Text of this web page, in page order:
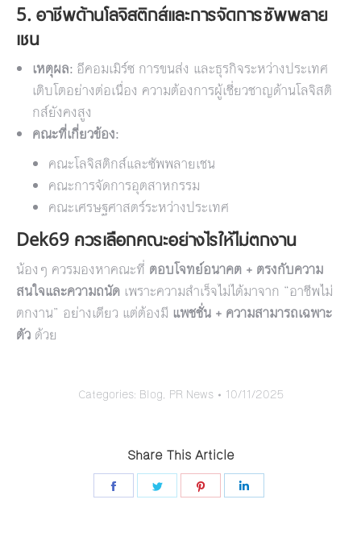
5. อาชีพด้านโลจิสติกส์และการจัดการซัพพลาย
เชน
เหตุผล: อีคอมเมิร์ซ การขนส่ง และธุรกิจระหว่างประเทศ
เติบโตอย่างต่อเนื่อง ความต้องการผู้เชี่ยวชาญด้านโลจิสติ
กส์ยังคงสูง
คณะที่เกี่ยวข้อง:
คณะโลจิสติกส์และซัพพลายเชน
คณะการจัดการอุตสาหกรรม
คณะเศรษฐศาสตร์ระหว่างประเทศ
Dek69 ควรเลือกคณะอย่างไรให้ไม่ตกงาน
น้องๆ ควรมองหาคณะที่ ตอบโจทย์อนาคต + ตรงกับความ
สนใจและความถนัด เพราะความสำเร็จไม่ได้มาจาก “อาชีพไม่
ตกงาน” อย่างเดียว แต่ต้องมี แพชชั่น + ความสามารถเฉพาะ
ตัว ด้วย
Categories: Blog, PR News 10/11/2025
Share This Article
Share
Share
Share